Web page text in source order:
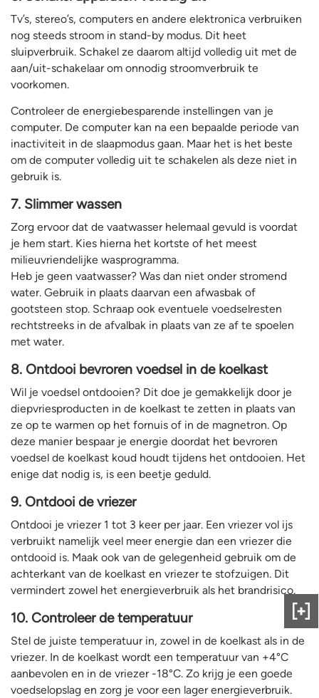
Tv’s, stereo’s, computers en andere elektronica verbruiken
nog steeds stroom in stand-by modus. Dit heet
sluipverbruik. Schakel ze daarom altijd volledig uit met de
aan/uit-schakelaar om onnodig stroomverbruik te
voorkomen.
Controleer de energiebesparende instellingen van je
computer. De computer kan na een bepaalde periode van
inactiviteit in de slaapmodus gaan. Maar het is het beste
om de computer volledig uit te schakelen als deze niet in
gebruik is.
7. Slimmer wassen
Zorg ervoor dat de vaatwasser helemaal gevuld is voordat
je hem start. Kies hierna het kortste of het meest
milieuvriendelijke wasprogramma.
Heb je geen vaatwasser? Was dan niet onder stromend
water. Gebruik in plaats daarvan een afwasbak of
gootsteen stop. Schraap ook eventuele voedselresten
rechtstreeks in de afvalbak in plaats van ze af te spoelen
met water.
8. Ontdooi bevroren voedsel in de koelkast
Wil je voedsel ontdooien? Dit doe je gemakkelijk door je
diepvriesproducten in de koelkast te zetten in plaats van
ze op te warmen op het fornuis of in de magnetron. Op
deze manier bespaar je energie doordat het bevroren
voedsel de koelkast koud houdt tijdens het ontdooien. Het
enige dat nodig is, is een beetje geduld.
9. Ontdooi de vriezer
Ontdooi je vriezer 1 tot 3 keer per jaar. Een vriezer vol ijs
verbruikt namelijk veel meer energie dan een vriezer die
ontdooid is. Maak ook van de gelegenheid gebruik om de
achterkant van de koelkast en vriezer te stofzuigen. Dit
vermindert zowel het energieverbruik als het brandrisico.
10. Controleer de temperatuur
Stel de juiste temperatuur in, zowel in de koelkast als in de
vriezer. In de koelkast wordt een temperatuur van +4°C
aanbevolen en in de vriezer -18°C. Zo krijg je een goede
voedselopslag en zorg je voor een lager energieverbruik.